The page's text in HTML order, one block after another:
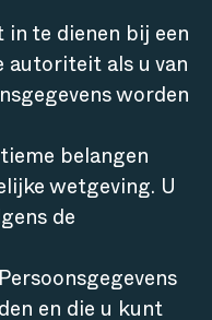
te dienen bij een
autoriteit als u van
worden
belangen
wetgeving. U
de
en die u kunt